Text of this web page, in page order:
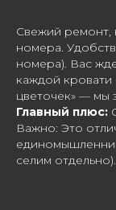
Свежий ремонт,
номера.
номера). Вас
каждой кровати
цветочек» — мы
Главный плюс:
Важно: Это
селим отдельно).